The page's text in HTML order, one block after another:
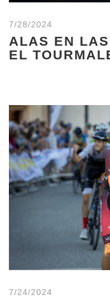
7/28/2024
ALAS EN
EL
7/24/2024